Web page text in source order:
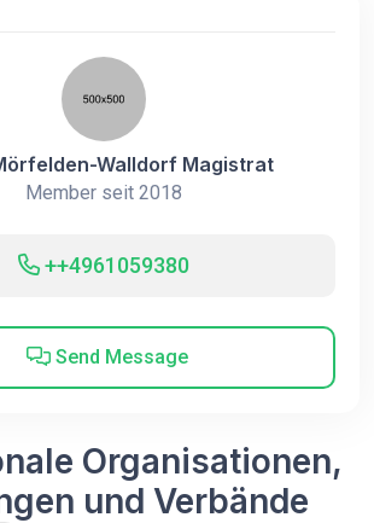
Walldorf Magistrat
Member seit 2018
++4961059380
Send Message
Organisationen,
und Verbände